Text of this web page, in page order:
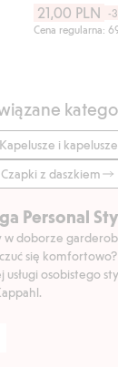
21,00 PLN
-
Cena regularna:
Kapelusze i
Czapki z daszkiem
Personal
doborze
się
osobistego